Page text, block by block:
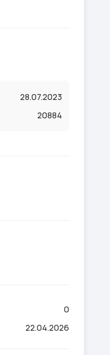
28.07.2023
20884
0
22.04.2026